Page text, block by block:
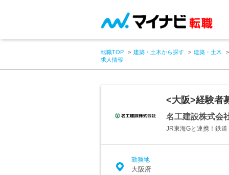
転職TOP 建築・土木から探す
建築・土木
求人情報
<大阪>経験者
名工建設株式会
JR東海Gと連携！鉄
勤務地
大阪府